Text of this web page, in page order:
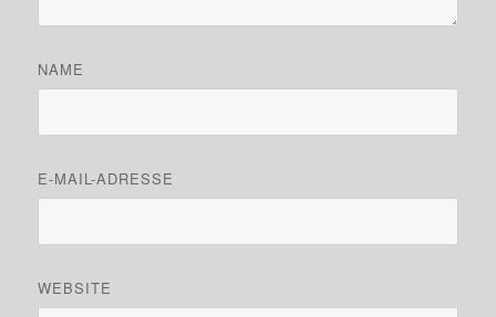
NAME
E-MAIL-ADRESSE
WEBSITE